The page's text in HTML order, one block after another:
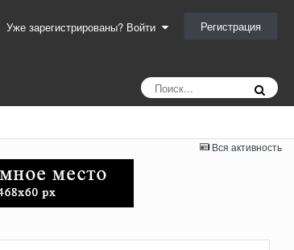
Уже зарегистрированы? Войти Регистрация
Вся активность